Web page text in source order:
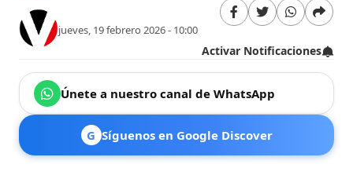
jueves, 19 febrero 2026 - 10:00
Activar Notificaciones
Únete a nuestro canal de WhatsApp
G Síguenos en Google Discover